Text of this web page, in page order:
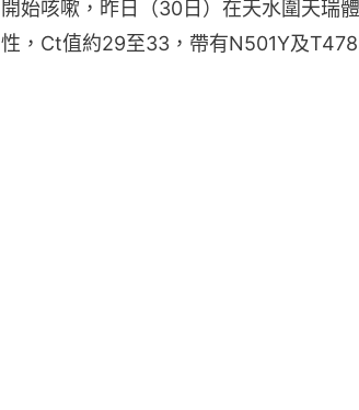
開始咳嗽，昨日（30日）在天水圍天瑞
性，Ct值約29至33，帶有N501Y及